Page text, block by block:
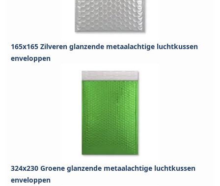
165x165 Zilveren glanzende metaalachtige luchtkussen
enveloppen
324x230 Groene glanzende metaalachtige luchtkussen
enveloppen